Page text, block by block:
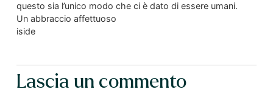
questo sia l’unico modo che ci è dato di essere umani.
Un abbraccio affettuoso
iside
Lascia un commento